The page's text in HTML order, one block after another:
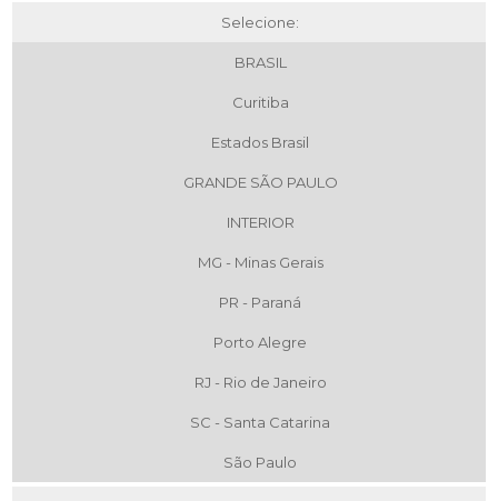
Selecione:
BRASIL
Curitiba
Estados Brasil
GRANDE SÃO PAULO
INTERIOR
MG - Minas Gerais
PR - Paraná
Porto Alegre
RJ - Rio de Janeiro
SC - Santa Catarina
São Paulo